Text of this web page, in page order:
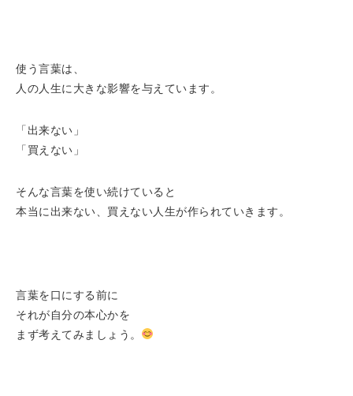
使う言葉は、
人の人生に大きな影響を与えています。
「出来ない」
「買えない」
そんな言葉を使い続けていると
本当に出来ない、買えない人生が作られていきます。
言葉を口にする前に
それが自分の本心かを
まず考えてみましょう。